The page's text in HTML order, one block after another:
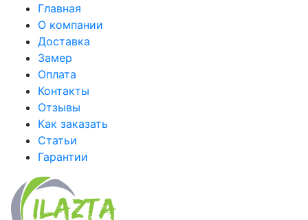
Главная
О компании
Доставка
Замер
Оплата
Контакты
Отзывы
Как заказать
Статьи
Гарантии